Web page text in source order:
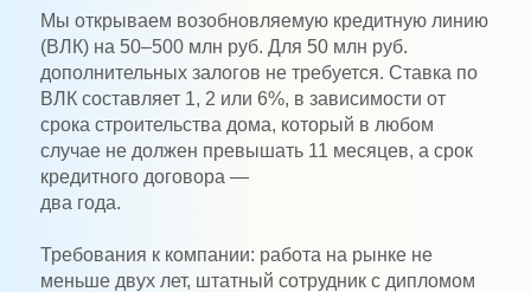
Мы открываем возобновляемую кредитную линию
(ВЛК) на 50–500 млн руб. Для 50 млн руб.
дополнительных залогов не требуется. Ставка по
ВЛК составляет 1, 2 или 6%, в зависимости от
срока строительства дома, который в любом
случае не должен превышать 11 месяцев, а срок
кредитного договора —
два года.
Требования к компании: работа на рынке не
меньше двух лет, штатный сотрудник с дипломом